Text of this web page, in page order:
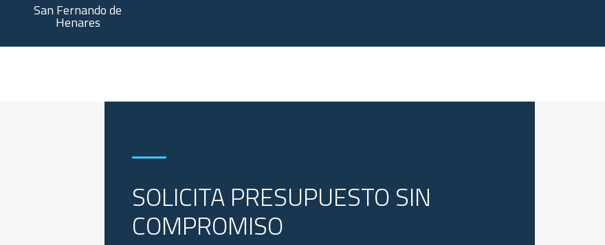
San Fernando de
Henares
SOLICITA PRESUPUESTO SIN
COMPROMISO